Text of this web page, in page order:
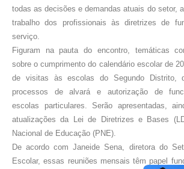
todas as decisões e demandas atuais do setor,
trabalho dos profissionais às diretrizes de
serviço.
Figuram na pauta do encontro, temáticas
sobre o cumprimento do calendário escolar de
de visitas às escolas do Segundo Distrito,
processos de alvará e autorização de
escolas particulares. Serão apresentadas,
atualizações da Lei de Diretrizes e Bases
Nacional de Educação (PNE).
De acordo com Janeide Sena, diretora do
Escolar, essas reuniões mensais têm papel